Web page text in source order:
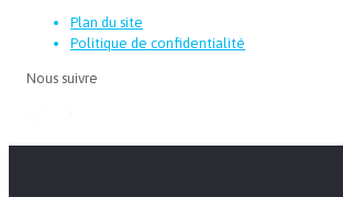
Plan du site
Politique de confidentialité
Nous suivre